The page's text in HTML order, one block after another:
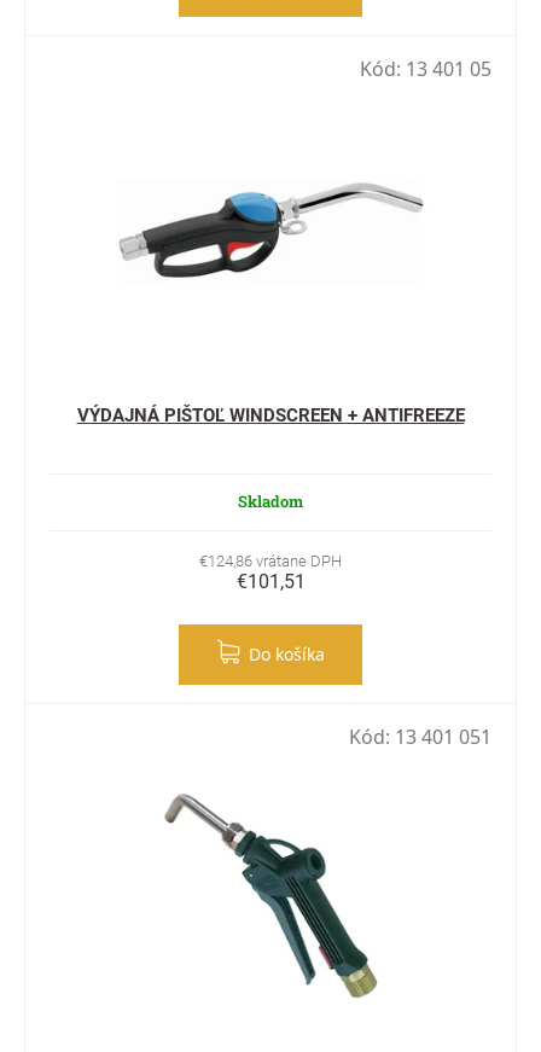
VÝDAJNÁ PIŠTOĽ WINDSCREEN + ANTIFREEZE
Skladom
€124,86 vrátane DPH
€101,51
Do košíka
Kód: 13 401 05
Kód: 13 401 051